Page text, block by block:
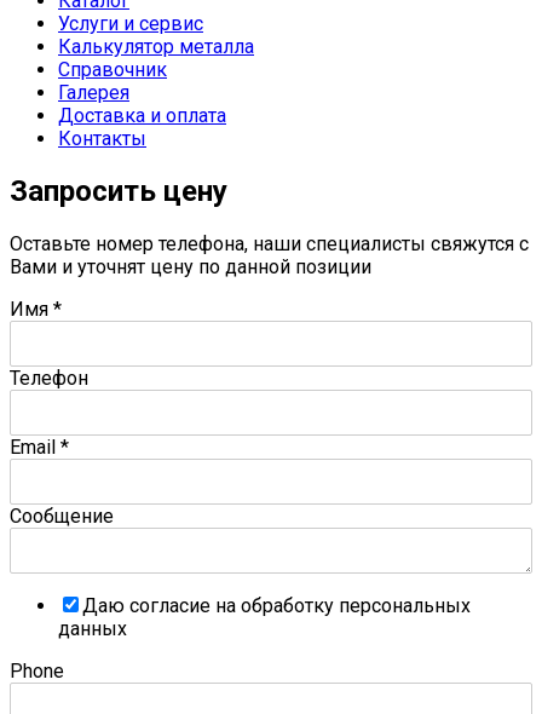
Услуги и сервис
Калькулятор металла
Справочник
Галерея
Доставка и оплата
Контакты
Запросить цену
Оставьте номер телефона, наши специалисты свяжутся с
Вами и уточнят цену по данной позиции
Имя *
Телефон
Email *
Сообщение
Даю согласие на обработку персональных
данных
Phone